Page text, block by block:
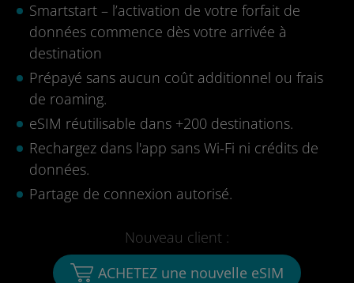
Smartstart – l’activation de votre forfait de
données commence dès votre arrivée à
destination
Prépayé sans aucun coût additionnel ou frais
de roaming.
eSIM réutilisable dans +200 destinations.
Rechargez dans l'app sans Wi-Fi ni crédits de
données.
Partage de connexion autorisé.
Nouveau client :
ACHETEZ une nouvelle eSIM